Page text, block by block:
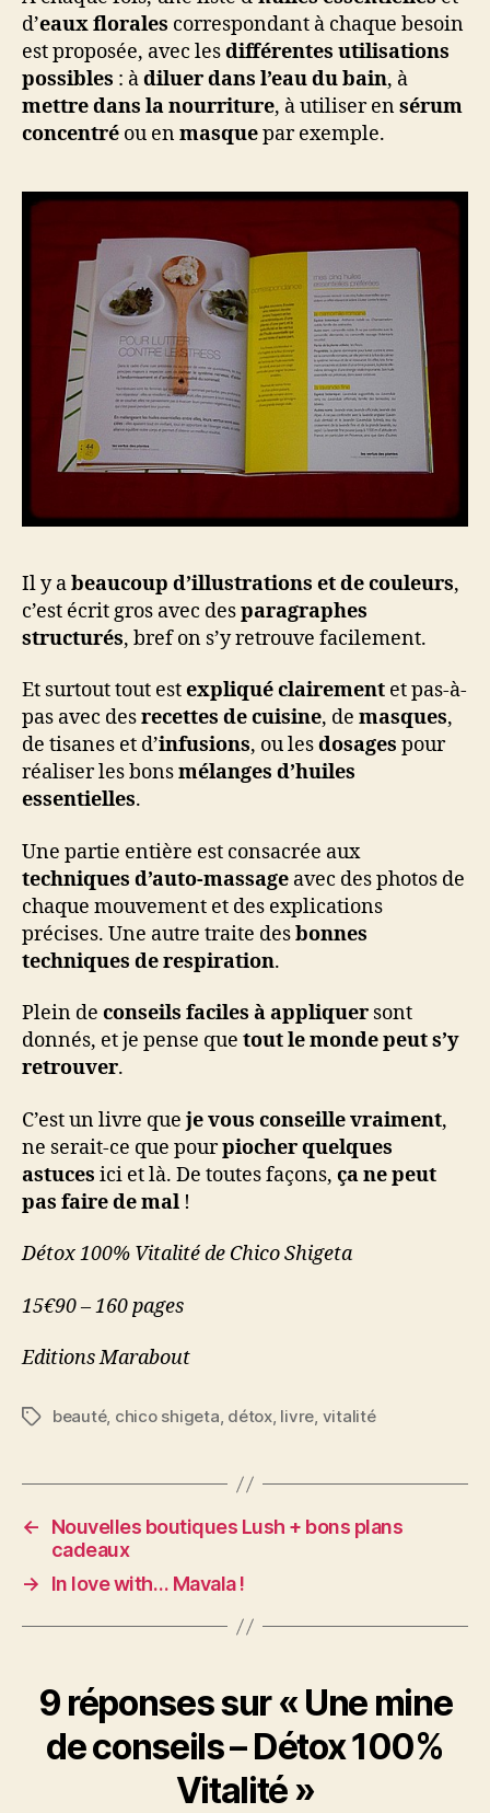
d’eaux florales correspondant à chaque besoin
est proposée, avec lesdifférentes utilisations
possibles : àdiluer dans l’eau du bain, à
mettre dans la nourriture, à utiliser ensérum
concentré ou enmasquepar exemple.
Il y abeaucoup d’illustrations et de couleurs,
c’est écrit gros avec desparagraphes
structurés, bref on s’y retrouve facilement.
Et surtout tout estexpliqué clairement et pas-à-
pas avec desrecettes de cuisine, de masques,
de tisanes et d’infusions, ou lesdosages pour
réaliser les bonsmélanges d’huiles
essentielles.
Une partie entière est consacrée aux
techniques d’auto-massage avec des photos de
chaque mouvement et des explications
précises. Une autre traite desbonnes
techniques de respiration.
Plein de conseils faciles à appliquer sont
donnés, et je pense que tout le monde peut s’y
retrouver.
C’est un livre que je vous conseille vraiment,
ne serait-ce que pourpiocher quelques
astuces ici et là. De toutes façons, ça ne peut
pas faire de mal !
Détox 100% Vitalité de Chico Shigeta
15€90 – 160 pages
Editions Marabout
Étiquettes
beauté, chico shigeta, détox, livre, vitalité
←
Nouvelles boutiques Lush + bons plans
cadeaux
→
In love with… Mavala !
9 réponses sur « Une mine
de conseils – Détox 100%
Vitalité »